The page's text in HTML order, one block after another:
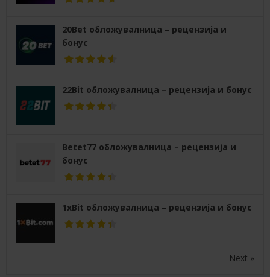
20Bet обложувалница – рецензија и
бонус
22Bit обложувалница – рецензија и бонус
Betet77 обложувалница – рецензија и
бонус
1xBit обложувалница – рецензија и бонус
Next »